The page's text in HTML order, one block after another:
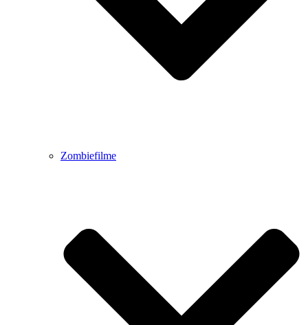
Zombiefilme